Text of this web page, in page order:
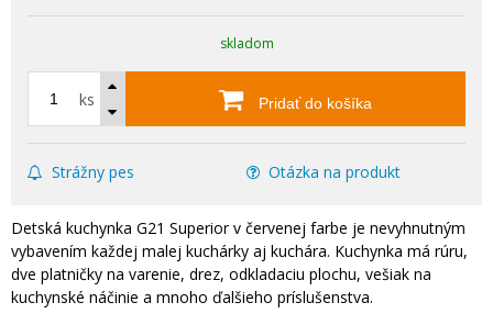
skladom
ks Pridať do košíka
Strážny pes Otázka na produkt
Detská kuchynka G21 Superior v červenej farbe je nevyhnutným
vybavením každej malej kuchárky aj kuchára. Kuchynka má rúru,
dve platničky na varenie, drez, odkladaciu plochu, vešiak na
kuchynské náčinie a mnoho ďalšieho príslušenstva.